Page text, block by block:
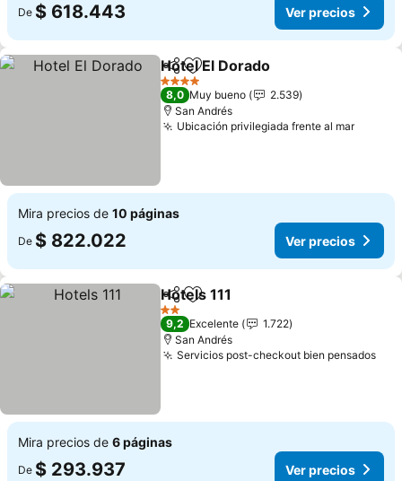
De $ 618.443 Ver precios
CompartirAgregar a favoritos
Hotel El Dorado
4 Estrellas
8,0 Muy bueno
2.539
San Andrés
Ubicación privilegiada frente al marVer
Mira precios de 10 páginas
De $ 822.022 Ver precios
CompartirAgregar a favoritos
Hotels 111
2 Estrellas
9,2 Excelente
1.722
San Andrés
Servicios post-checkout bien pensados
Mira precios de 6 páginas
De $ 293.937 Ver precios